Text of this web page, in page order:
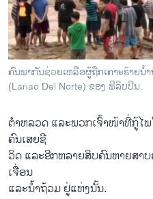
ວິທະຍາສາດ-ເທັກໂນໂລຈີ
ທຸລະກິດ
ພາສາອັງກິດ
ວີດີໂອ
ລາຍການກະຈາຍສຽງ
ລາຍງານ
ຕິດຕາມພວກເຮົາ ທີ່
ຄົນພາກັນຊ່ວຍເຫລືອຜູ້ຖືກເຄາະຮ້າຍນໍ້
(Lanao Del Norte) ຂອງ ຟິລິບປີນ.
ຕຳຫລວດ ​ແລະ​ພວກ​ເຈົ້າ​ໜ້າ​ທີ່ກູ້​ໄ
ຄົນ​ເສຍ​ຊີ
ວິດ ​ແລະ​ອີກ​ຫລາຍ​ສິບຄົນ​ຫາຍ​ສາ
ເຈື່ອນ
​ແລະ​ນໍ້າ​ຖ້ວມ ຢູ່ແຫ່ງນັ້ນ.